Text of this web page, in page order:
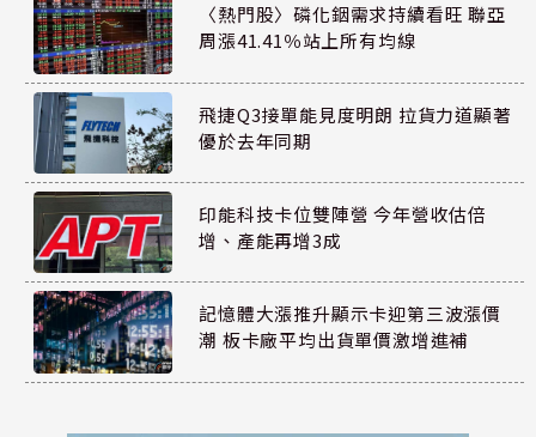
〈熱門股〉磷化銦需求持續看旺 聯亞
周漲41.41％站上所有均線
飛捷Q3接單能見度明朗 拉貨力道顯著
優於去年同期
印能科技卡位雙陣營 今年營收估倍
增、產能再增3成
記憶體大漲推升顯示卡迎第三波漲價
潮 板卡廠平均出貨單價激增進補